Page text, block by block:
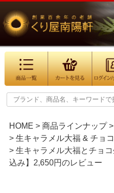
HOME 商品ラインナップ
生キャラメル大福 & チョ
生キャラメル大福とチョ
込み】2,650円のレビュー